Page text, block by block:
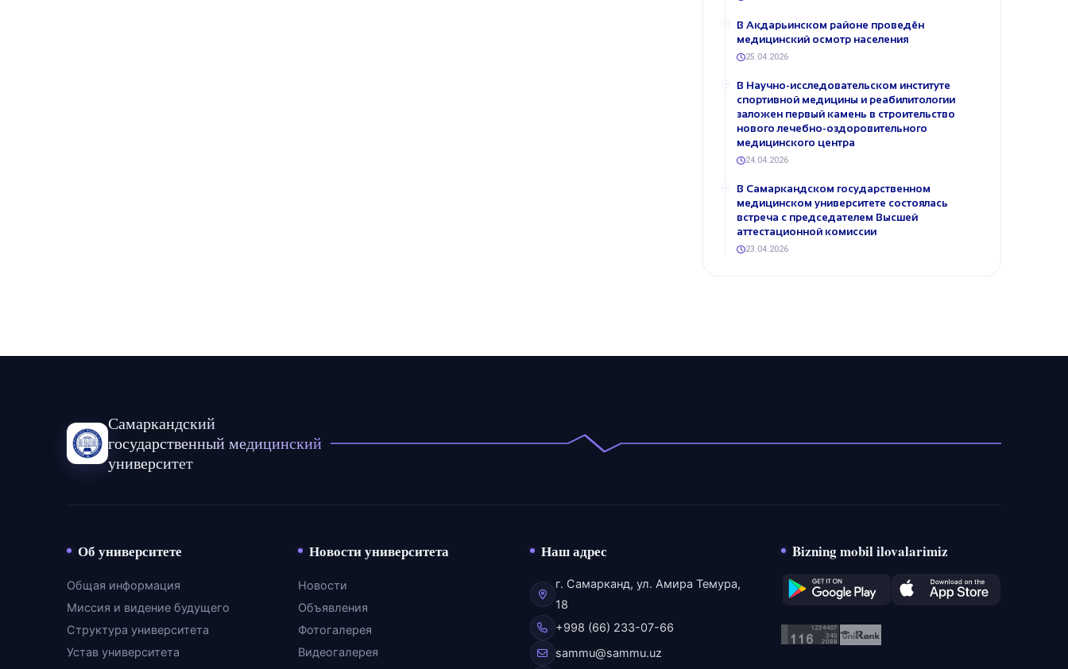
В Акдарьинском районе проведён
медицинский осмотр населения
25.04.2026
В Научно-исследовательском институте
спортивной медицины и реабилитологии
заложен первый камень в строительство
нового лечебно-оздоровительного
медицинского центра
24.04.2026
В Самаркандском государственном
медицинском университете состоялась
встреча с председателем Высшей
аттестационной комиссии
23.04.2026
Самаркандский
государственный медицинский
университет
Об университете
Общая информация
Миссия и видение будущего
Структура университета
Устав университета
Новости университета
Новости
Объявления
Фотогалерея
Видеогалерея
Наш адрес
г. Самарканд, ул. Амира Темура,
18
+998 (66) 233-07-66
sammu@sammu.uz
Bizning mobil ilovalarimiz